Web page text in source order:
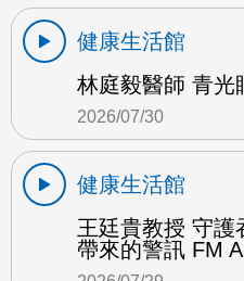
健康生活館
林庭毅醫師 青光
2026/07/30
健康生活館
王廷貴教授 守護
帶來的警訊 FM